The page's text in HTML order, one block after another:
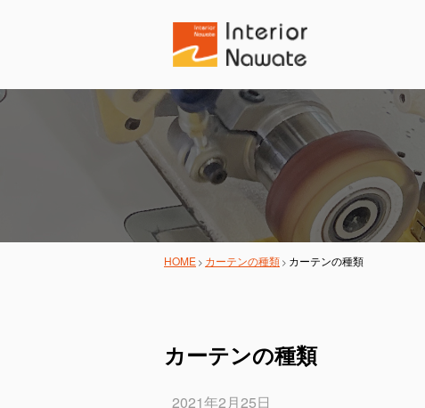
HOME カーテンの種類 カーテンの種類
カーテンの種類
2021年2月25日